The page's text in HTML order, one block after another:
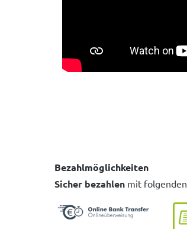
Bezahlmöglichkeiten
Sicher bezahlen mit folgenden